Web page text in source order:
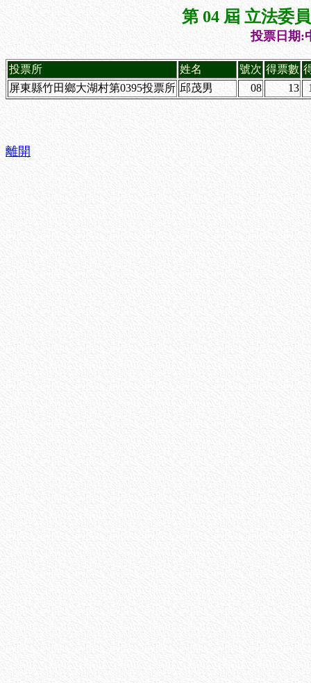
第 04 屆 立法委
投票日期:
投票所 姓名 號次 得票數
屏東縣竹田鄉大湖村第0395投票所 邱茂男 08 13
離開